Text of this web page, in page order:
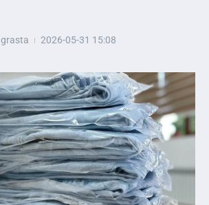
2026-05-31 15:08